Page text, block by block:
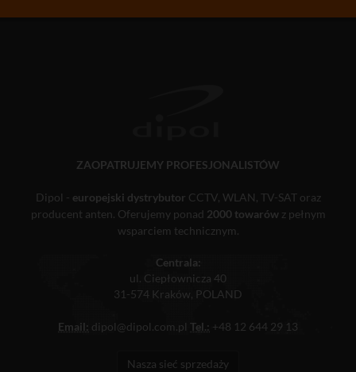
ZAOPATRUJEMY PROFESJONALISTÓW
Dipol - europejski dystrybutor CCTV, WLAN, TV-SAT oraz
producent anten. Oferujemy ponad 2000 towarówz pełnym
wsparciem technicznym.
Centrala:
ul. Ciepłownicza 40
31-574 Kraków, POLAND
Email: dipol@dipol.com.pl Tel.: +48 12 644 29 13
Nasza sieć sprzedaży